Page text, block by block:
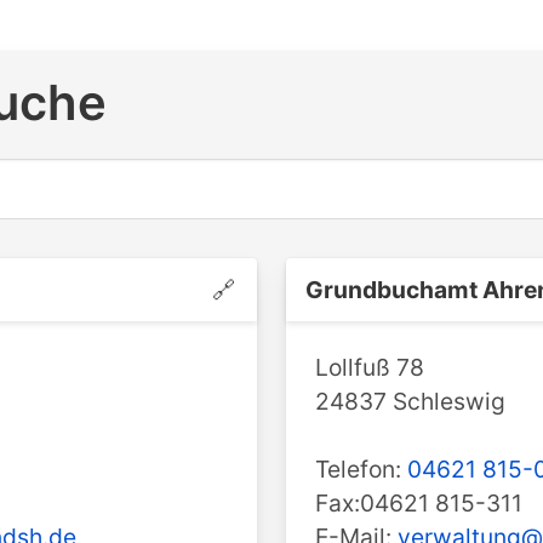
🔗 Grundbuchamt
Lollfuß 78
24837 Schleswig
Telefon: 04621 815-
Fax:04621 815-311
E-Mail: